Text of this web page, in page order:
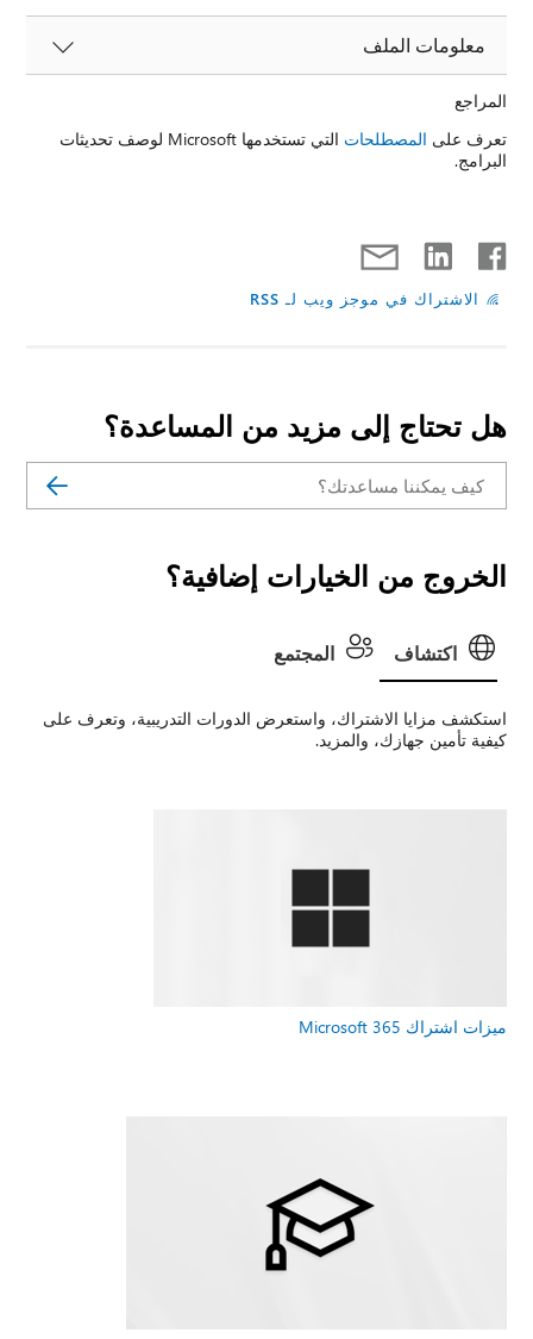
معلومات الملف
المراجع
تعرف على المصطلحات
التي تستخدمها Microsoft لوصف تحديثات
البرامج.
الاشتراك في موجز ويب لـ RSS
هل تحتاج إلى مزيد من المساعدة؟
الخروج من الخيارات إضافية؟
اكتشاف المجتمع
استكشف مزايا الاشتراك، واستعرض الدورات التدريبية، وتعرف على
كيفية تأمين جهازك، والمزيد.
ميزات اشتراك Microsoft 365